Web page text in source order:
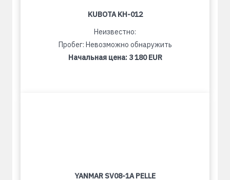
KUBOTA KH-012
Неизвестно:
Пробег: Невозможно обнаружить
Начальная цена: 3 180 EUR
YANMAR SV08-1A PELLE